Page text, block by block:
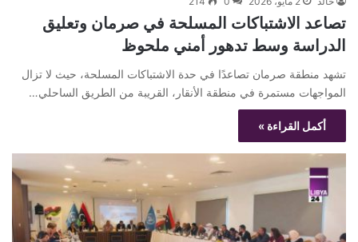
تصاعد الاشتباكات المسلحة في صرمان وتعليق
الدراسة وسط تدهور أمني ملحوظ
تشهد منطقة صرمان تصاعدًا في حدة الاشتباكات المسلحة، حيث لا تزال
المواجهات مستمرة في منطقة الأنقار، القريبة من الطريق الساحلي…
أكمل القراءة »